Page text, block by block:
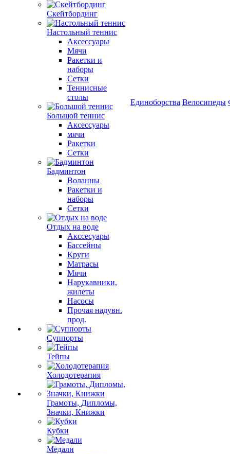
Скейтбординг
Настольный теннис
Аксессуары
Мячи
Ракетки и
наборы
Сетки
Теннисные
столы
Большой теннис
Аксессуары
мячи
Ракетки
Сетки
Бадминтон
Воланны
Ракетки и
наборы
Сетки
Отдых на воде
Акссесуары
Бассейны
Круги
Матрасы
Мячи
Нарукавники,
жилеты
Насосы
Прочая надувн.
прод.
Суппорты
Тейпы
Холодотерапия
Грамоты, Дипломы,
Значки, Книжки
Кубки
Медали
Единоборства Велосипеды